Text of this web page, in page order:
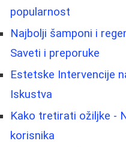
popularnost
Najbolji šamponi i
Saveti i preporuke
Estetske Intervencije
Iskustva
Kako tretirati ožiljke -
korisnika